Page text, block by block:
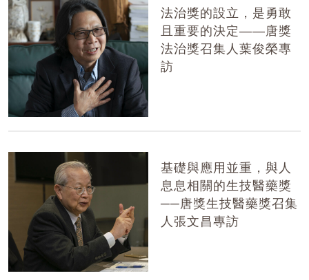
法治獎的設立，是勇敢
且重要的決定——唐獎
法治獎召集人葉俊榮專
訪
基礎與應用並重，與人
息息相關的生技醫藥獎
──唐獎生技醫藥獎召集
人張文昌專訪